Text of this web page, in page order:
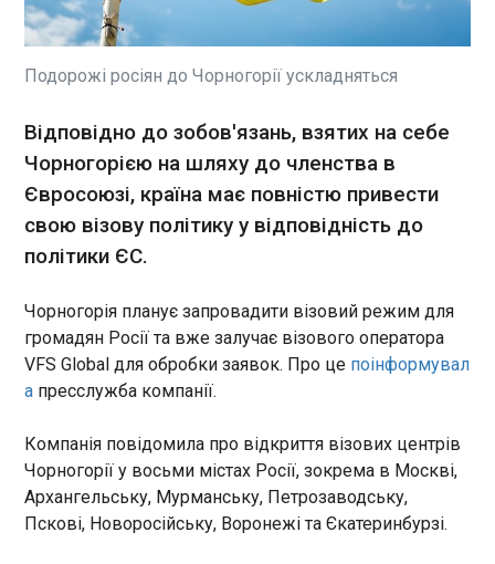
українських безпілотників. За перше півріччя
російська ППО нібито збила понад 63 тисячі
дронів. Про це свідчать підрахунки на основі
росЗМІ.
ЧИТАТЬ
США і Іран проводять непрямі технічні
переговори в Катарі про Ормузьку протоку і
заморожені активи
21:23:24
1 липня в Досі (Катар) США
та Іран провели непрямі
технічні переговори. Мета
зустрічі — узгодження умов
судноплавства через
досягнення тривалого
припинення вогню, пише
Reuters . Переговори
базуються на підписаній у
червні проміжній угоді, яка
ЧИТАТЬ
Україна нарощує економічну співпрацю з
Марокко
21:21:28
Подорожі росіян до Чорногорії ускладняться
Відповідно до зобов'язань, взятих на себе
Чорногорією на шляху до членства в
Євросоюзі, країна має повністю привести
свою візову політику у відповідність до
політики ЄС.
Чорногорія планує запровадити візовий режим для
громадян Росії та вже залучає візового оператора
VFS Global для обробки заявок. Про це поінформувал
а пресслужба компанії.
Компанія повідомила про відкриття візових центрів
Чорногорії у восьми містах Росії, зокрема в Москві,
Архангельську, Мурманську, Петрозаводську,
Пскові, Новоросійську, Воронежі та Єкатеринбурзі.